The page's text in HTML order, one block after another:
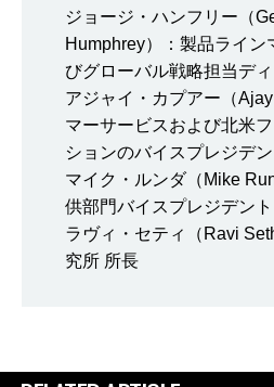
ジョージ・ハンフリー（
Humphrey）：製品ライン
びグローバル戦略担当デ
アジャイ・カプアー（
マーサービスおよび北米
ションのバイスプレジデン
マイク・ルンダ（Mike
供部門バイスプレジデント
ラヴィ・セティ（Ravi
究所 所長